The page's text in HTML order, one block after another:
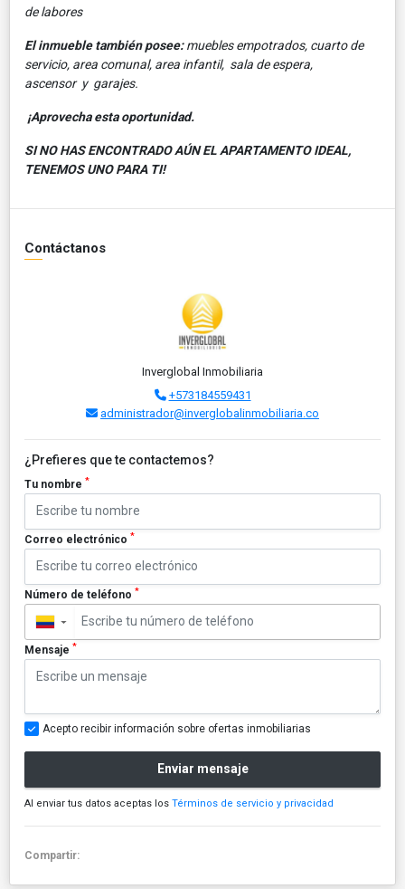
de labores
El inmueble también posee:muebles empotrados, cuarto de
servicio, area comunal, area infantil, sala de espera,
ascensor y garajes.
¡Aprovecha esta oportunidad.
SI NO HAS ENCONTRADO AÚN EL APARTAMENTO IDEAL,
TENEMOS UNO PARA TI!
Contáctanos
Inverglobal Inmobiliaria
+573184559431
administrador@inverglobalinmobiliaria.co
¿Prefieres que te contactemos?
Tu nombre *
Correo electrónico *
Número de teléfono *
▼
Mensaje *
Acepto recibir información sobre ofertas inmobiliarias
Enviar mensaje
Al enviar tus datos aceptas los Términos de servicio y privacidad
Compartir: